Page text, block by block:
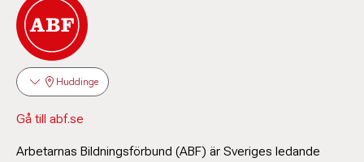
Huddinge
Gå till abf.se
Arbetarnas Bildningsförbund (ABF) är Sveriges ledande